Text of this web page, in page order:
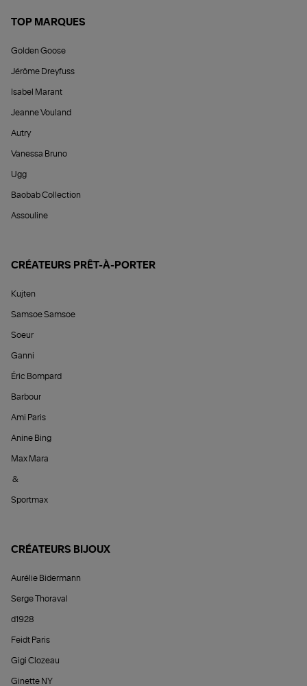
TOP MARQUES
Golden Goose
Jérôme Dreyfuss
Isabel Marant
Jeanne Vouland
Autry
Vanessa Bruno
Ugg
Baobab Collection
Assouline
CRÉATEURS PRÊT-À-PORTER
Kujten
Samsoe Samsoe
Soeur
Ganni
Éric Bompard
Barbour
Ami Paris
Anine Bing
Max Mara
&
Sportmax
CRÉATEURS BIJOUX
Aurélie Bidermann
Serge Thoraval
d1928
Feidt Paris
Gigi Clozeau
Ginette NY